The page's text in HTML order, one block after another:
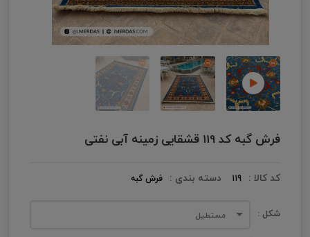
فرش گبه کد 119 قشقایی زمینه آبی نفتی
کد کالا : 119 دسته بندی : فرش گبه
شکل : مستطیل